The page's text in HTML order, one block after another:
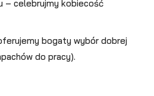
– celebrujmy kobiecość
bogaty wybór dobrej
do pracy).